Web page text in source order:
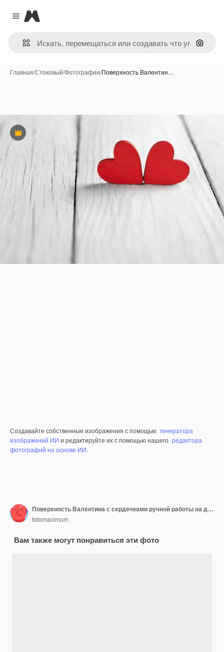
Close menu
Magnific
Поиск
Главная/Стоковый/Фотографии/Поверхность Валентин…
Премиум
Создавайте собственные изображения с помощью генератора
изображений ИИ и редактируйте их с помощью нашего редактора
фотографий на основе ИИ.
Поверхность Валентина с сердечками ручной работы на деревенском дереве.
fotomaximum
Вам также могут понравиться эти фото